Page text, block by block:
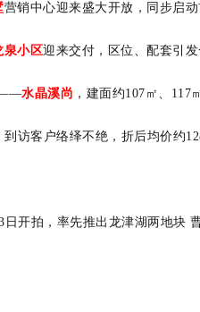
营销中心迎来盛大开放，同步启
泉小区迎来交付，区位、配套引
——水晶溪尚 ，建面约107㎡、
访客户络绎不绝，折后均价约
日开拍，率先推出龙津湖两地块